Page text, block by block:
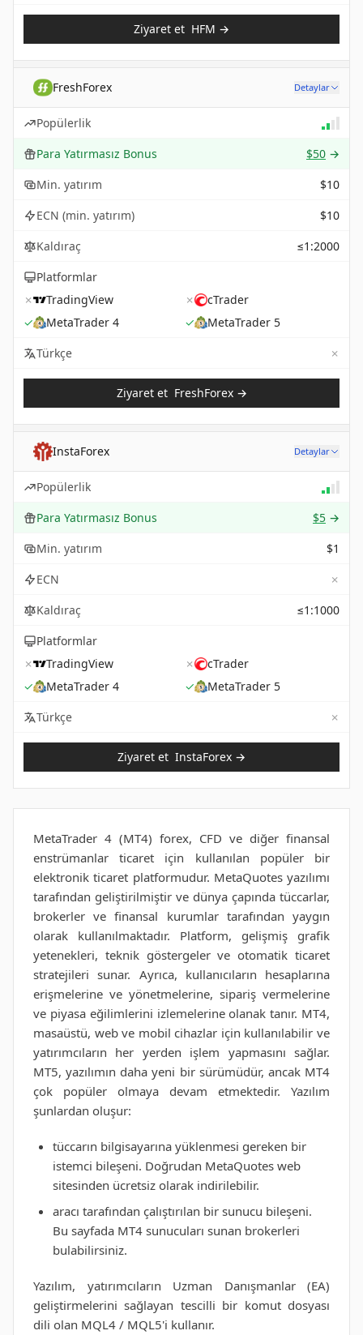
Ziyaret et HFM →
FreshForex Detaylar
Popülerlik
Para Yatırmasız Bonus
$50 →
Min. yatırım
$10
ECN (min. yatırım)
$10
Kaldıraç
≤1:2000
Platformlar
✗
TradingView ✗
cTrader
✓
MetaTrader 4 ✓
MetaTrader 5
Türkçe
✗
Ziyaret et FreshForex→
InstaForex Detaylar
Popülerlik
Para Yatırmasız Bonus
$5 →
Min. yatırım
$1
ECN
✗
Kaldıraç
≤1:1000
Platformlar
✗
TradingView ✗
cTrader
✓
MetaTrader 4 ✓
MetaTrader 5
Türkçe
✗
Ziyaret et InstaForex →
MetaTrader 4 (MT4) forex, CFD ve diğer finansal
enstrümanlar ticaret için kullanılan popüler bir
elektronik ticaret platformudur. MetaQuotes yazılımı
tarafından geliştirilmiştir ve dünya çapında tüccarlar,
brokerler ve finansal kurumlar tarafından yaygın
olarak kullanılmaktadır. Platform, gelişmiş grafik
yetenekleri, teknik göstergeler ve otomatik ticaret
stratejileri sunar. Ayrıca, kullanıcıların hesaplarına
erişmelerine ve yönetmelerine, sipariş vermelerine
ve piyasa eğilimlerini izlemelerine olanak tanır. MT4,
masaüstü, web ve mobil cihazlar için kullanılabilir ve
yatırımcıların her yerden işlem yapmasını sağlar.
MT5, yazılımın daha yeni bir sürümüdür, ancak MT4
çok popüler olmaya devam etmektedir. Yazılım
şunlardan oluşur:
tüccarın bilgisayarına yüklenmesi gereken bir
istemci bileşeni. Doğrudan MetaQuotes web
sitesinden ücretsiz olarak indirilebilir.
aracı tarafından çalıştırılan bir sunucu bileşeni.
Bu sayfada MT4 sunucuları sunan brokerleri
bulabilirsiniz.
Yazılım, yatırımcıların Uzman Danışmanlar (EA)
geliştirmelerini sağlayan tescilli bir komut dosyası
dili olan MQL4 / MQL5'i kullanır.